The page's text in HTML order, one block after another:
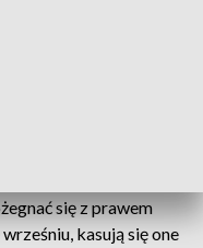
się z prawem
kasują się one